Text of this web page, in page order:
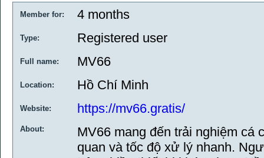
Member for: 4 months
Type: Registered user
Full name: MV66
Location: Hồ Chí Minh
Website: https://mv66.gratis/
About:
MV66 mang đến trải nghiệm
quan và tốc độ xử lý nhanh.